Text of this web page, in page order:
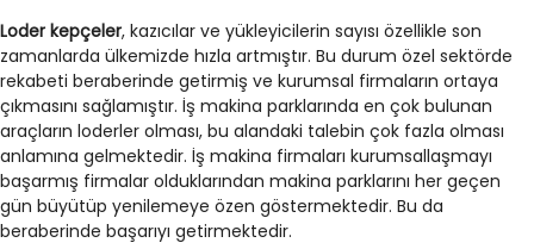
Loder kepçeler, kazıcılar ve yükleyicilerin sayısı özellikle son
zamanlarda ülkemizde hızla artmıştır. Bu durum özel sektörde
rekabeti beraberinde getirmiş ve kurumsal firmaların ortaya
çıkmasını sağlamıştır. İş makina parklarında en çok bulunan
araçların loderler olması, bu alandaki talebin çok fazla olması
anlamına gelmektedir. İş makina firmaları kurumsallaşmayı
başarmış firmalar olduklarından makina parklarını her geçen
gün büyütüp yenilemeye özen göstermektedir. Bu da
beraberinde başarıyı getirmektedir.